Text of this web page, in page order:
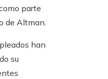
parte
de Altman.
han
su